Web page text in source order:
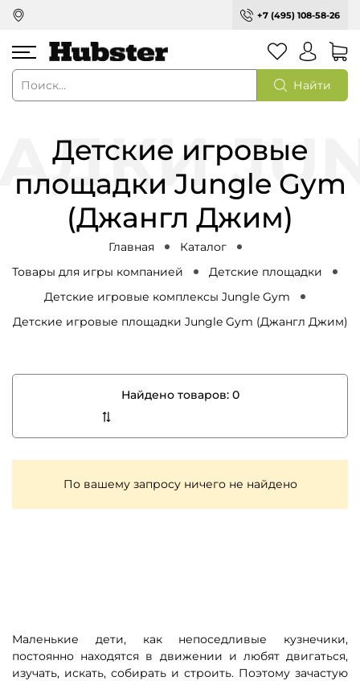
+7 (495) 108-58-26
Найти
Детские игровые
площадки Jungle Gym
(Джангл Джим)
Главная
Каталог
Товары для игры компанией
Детские площадки
Детские игровые комплексы Jungle Gym
Детские игровые площадки Jungle Gym (Джангл Джим)
Найдено товаров: 0
По вашему запросу ничего не найдено
Маленькие дети, как непоседливые кузнечики,
постоянно находятся в движении и любят двигаться,
изучать, искать, собирать и строить. Поэтому зачастую